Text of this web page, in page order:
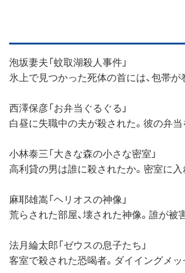
泡坂妻夫「蚊取湖殺人事件」
氷上で見つかった死体の首には、包帯
西澤保彦「お弁当ぐるぐる」
白昼に失職中の夫が殺された。彼の弁当
小林泰三「大きな森の小さな密室」
高利貸の男は誰に殺されたか。密室に入
麻耶雄嵩「ヘリオスの神像」
荒らされた部屋、壊された神像。誰が被
法月綸太郎「ゼウスの息子たち」
客室で殺された恐喝者。ダイイングメッ